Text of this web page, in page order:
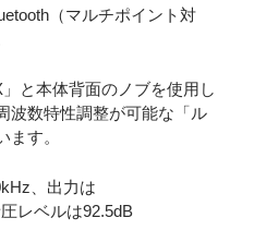
（マルチポイント対
と本体背面のノブを使用し
波数特性調整が可能な「ル
す。
、出力は
レベルは92.5dB